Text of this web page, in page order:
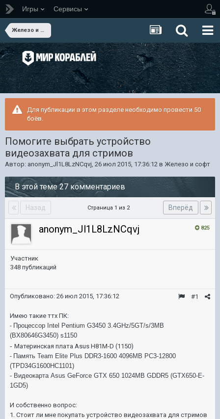
Игры Сервисы
Железо и софт
Для публикации в этом разделе необходимо провести 50
боёв.
Помогите выбрать устройство
видеозахвата для стримов
Автор: anonym_Jl1L8LzNCqvj, 26 июл 2015, 17:36:12 в Железо и софт
В этой теме 27 комментариев
Назад Вперёд
Страница 1 из 2
825
anonym_Jl1L8LzNCqvj
Участник
348 публикаций
#1
Опубликовано: 26 июл 2015, 17:36:12
Имею такие ттх ПК:
- Процессор Intel Pentium G3450 3.4GHz/5GT/s/3MB
(BX80646G3450) s1150
- Материнская плата Asus H81M-D (1150)
- Память Team Elite Plus DDR3-1600 4096MB PC3-12800
(TPD34G1600HC1101)
- Видеокарта Asus GeForce GTX 650 1024MB GDDR5 (GTX650-E-
1GD5)
И собственно вопрос:
1. Стоит ли мне покупать устройство видеозахвата для стримов